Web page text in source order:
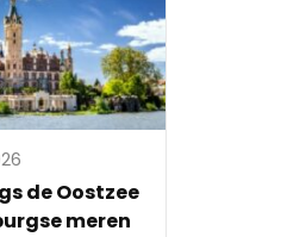
de Oostzee
meren